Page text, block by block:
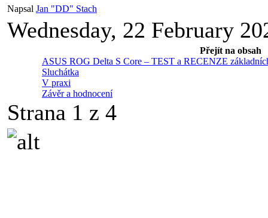
Napsal Jan "DD" Stach
Wednesday, 22 February
Přejít na obsah
ASUS ROG Delta S Core – TEST a RECENZE
Sluchátka
V praxi
Závěr a hodnocení
Strana 1 z 4